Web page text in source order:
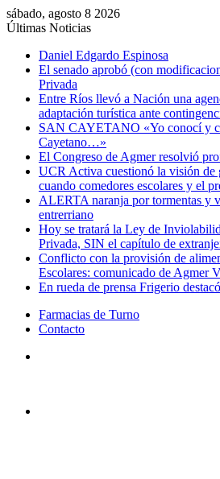
sábado, agosto 8 2026
Últimas Noticias
Daniel Edgardo Espinosa
El senado aprobó (con
Privada
Entre Ríos llevó a Nación una
adaptación turística ante
SAN CAYETANO «Yo conocí y
Cayetano…»
El Congreso de Agmer resolvió
UCR Activa cuestionó la visión de
cuando comedores escolares y el
ALERTA naranja por tormentas y
entrerriano
Hoy se tratará la Ley de
Privada, SIN el capítulo de
Conflicto con la provisión de
Escolares: comunicado de Agmer
En rueda de prensa Frigerio
Farmacias de Turno
Contacto